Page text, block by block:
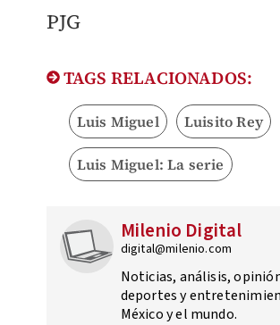
PJG
TAGS RELACIONADOS:
Luis Miguel Luisito Rey
Luis Miguel: La serie
Milenio Digital
digital@milenio.com
Noticias, análisis,
deportes y
México y el mundo.